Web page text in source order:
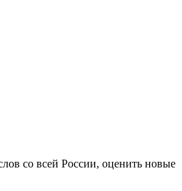
со всей России, оценить новые